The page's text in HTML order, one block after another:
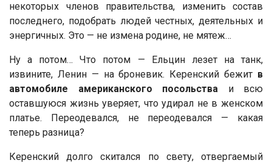
некоторых членов правительства, изменить состав
последнего, подобрать людей честных, деятельных и
энергичных. Это — не измена родине, не мятеж…
Ну а потом… Что потом — Ельцин лезет на танк,
извините, Ленин — на броневик. Керенский бежит в
автомобиле американского посольства и всю
оставшуюся жизнь уверяет, что удирал не в женском
платье. Переодевался, не переодевался — какая
теперь разница?
Керенский долго скитался по свету, отвергаемый